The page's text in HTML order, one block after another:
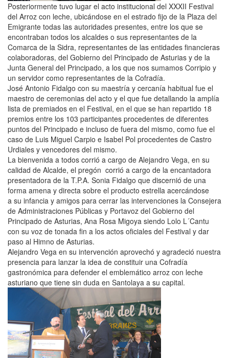
Posteriormente tuvo lugar el acto institucional del XXXII Festival
del Arroz con leche, ubicándose en el estrado fijo de la Plaza del
Emigrante todas las autoridades presentes, entre los que se
encontraban todos los alcaldes o sus representantes de la
Comarca de la Sidra, representantes de las entidades financieras
colaboradoras, del Gobierno del Principado de Asturias y de la
Junta General del Principado, a los que nos sumamos Corripio y
un servidor como representantes de la Cofradía.
José Antonio Fidalgo con su maestría y cercanía habitual fue el
maestro de ceremonias del acto y el que fue detallando la amplía
lista de premiados en el Festival, en el que se han repartido 18
premios entre los 103 participantes procedentes de diferentes
puntos del Principado e incluso de fuera del mismo, como fue el
caso de Luis Miguel Carpio e Isabel Pol procedentes de Castro
Urdiales y vencedores del mismo.
La bienvenida a todos corrió a cargo de Alejandro Vega, en su
calidad de Alcalde, el pregón corrió a cargo de la encantadora
presentadora de la T.P.A. Sonia Fidalgo que discernió de una
forma amena y directa sobre el producto estrella acercándose
a su infancia y amigos para cerrar las intervenciones la Consejera
de Administraciones Públicas y Portavoz del Gobierno del
Principado de Asturias, Ana Rosa Migoya siendo Lolo L´Cantu
con su voz de tonada fin a los actos oficiales del Festival y dar
paso al Himno de Asturias.
Alejandro Vega en su intervención aprovechó y agradeció nuestra
presencia para lanzar la idea de constituir una Cofradía
gastronómica para defender el emblemático arroz con leche
asturiano que tiene sin duda en Santolaya a su capital.